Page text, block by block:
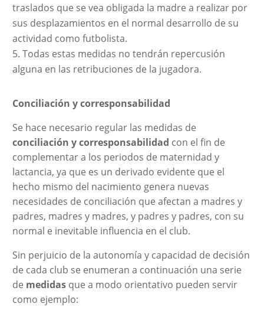
traslados que se vea obligada la madre a realizar por
sus desplazamientos en el normal desarrollo de su
actividad como futbolista.
Todas estas medidas no tendrán repercusión
alguna en las retribuciones de la jugadora.
Conciliación y corresponsabilidad
Se hace necesario regular las medidas de
conciliación y corresponsabilidad con el fin de
complementar a los periodos de maternidad y
lactancia, ya que es un derivado evidente que el
hecho mismo del nacimiento genera nuevas
necesidades de conciliación que afectan a madres y
padres, madres y madres, y padres y padres, con su
normal e inevitable influencia en el club.
Sin perjuicio de la autonomía y capacidad de decisión
de cada club se enumeran a continuación una serie
de medidasque a modo orientativo pueden servir
como ejemplo: